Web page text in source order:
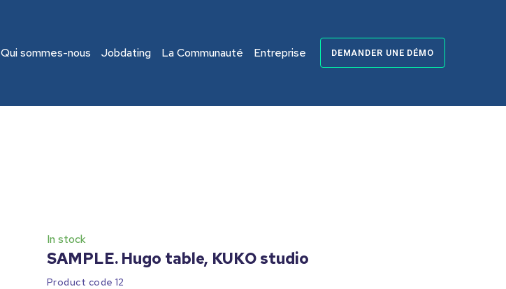
Qui sommes-nous Jobdating La Communauté Entreprise DEMANDER UNE DÉMO
In stock
SAMPLE. Hugo table, KUKO studio
Product code 12